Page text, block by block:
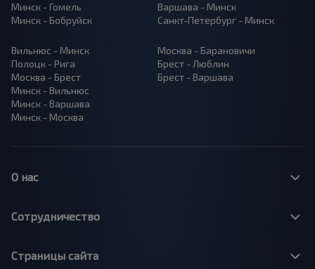
Минск - Гомель
Минск - Бобруйск
Варшава - Минск
Санкт-Петербург - Минск
Вильнюс - Минск
Полоцк - Рига
Москва - Брест
Минск - Вильнюс
Минск - Варшава
Минск - Москва
Москва - Барановичи
Брест - Люблин
Брест - Варшава
О нас
Сотрудничество
Страницы сайта